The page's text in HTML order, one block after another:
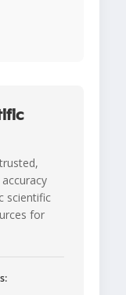
scientific
for